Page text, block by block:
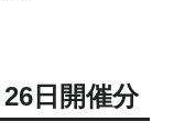
日開催分